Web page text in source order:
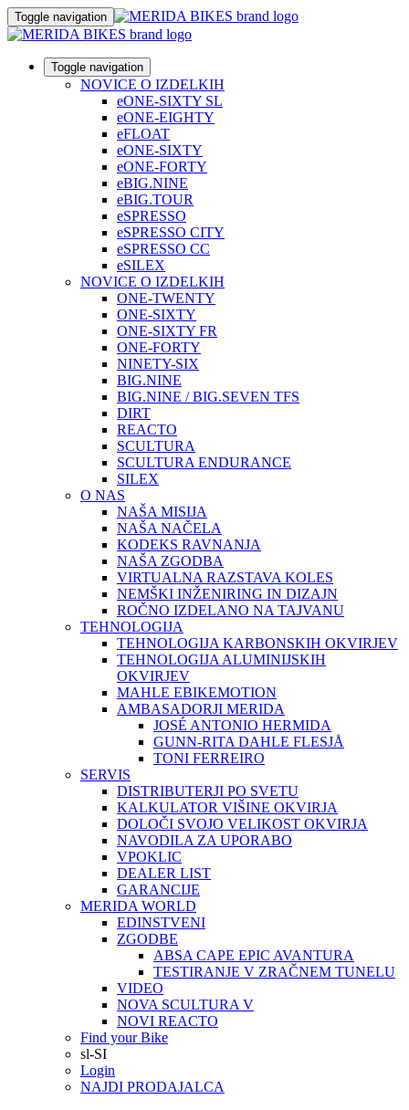
Toggle navigation
Toggle navigation
NOVICE O IZDELKIH
eONE-SIXTY SL
eONE-EIGHTY
eFLOAT
eONE-SIXTY
eONE-FORTY
eBIG.NINE
eBIG.TOUR
eSPRESSO
eSPRESSO CITY
eSPRESSO CC
eSILEX
NOVICE O IZDELKIH
ONE-TWENTY
ONE-SIXTY
ONE-SIXTY FR
ONE-FORTY
NINETY-SIX
BIG.NINE
BIG.NINE / BIG.SEVEN TFS
DIRT
REACTO
SCULTURA
SCULTURA ENDURANCE
SILEX
O NAS
NAŠA MISIJA
NAŠA NAČELA
KODEKS RAVNANJA
NAŠA ZGODBA
VIRTUALNA RAZSTAVA KOLES
NEMŠKI INŽENIRING IN DIZAJN
ROČNO IZDELANO NA TAJVANU
TEHNOLOGIJA
TEHNOLOGIJA KARBONSKIH OKVIRJEV
TEHNOLOGIJA ALUMINIJSKIH
OKVIRJEV
MAHLE EBIKEMOTION
AMBASADORJI MERIDA
JOSÉ ANTONIO HERMIDA
GUNN-RITA DAHLE FLESJÅ
TONI FERREIRO
SERVIS
DISTRIBUTERJI PO SVETU
KALKULATOR VIŠINE OKVIRJA
DOLOČI SVOJO VELIKOST OKVIRJA
NAVODILA ZA UPORABO
VPOKLIC
DEALER LIST
GARANCIJE
MERIDA WORLD
EDINSTVENI
ZGODBE
ABSA CAPE EPIC AVANTURA
TESTIRANJE V ZRAČNEM TUNELU
VIDEO
NOVA SCULTURA V
NOVI REACTO
Find your Bike
sl-SI
Login
NAJDI PRODAJALCA